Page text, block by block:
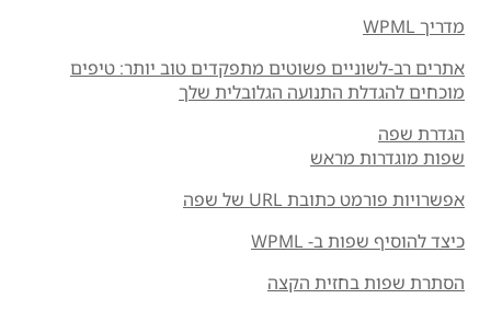
מדריך WPML
אתרים רב-לשוניים פשוטים מתפקדים טוב יותר: טיפים
מוכחים להגדלת התנועה הגלובלית שלך
הגדרת שפה
שפות מוגדרות מראש
אפשרויות פורמט כתובת URL של שפה
כיצד להוסיף שפות ב- WPML
הסתרת שפות בחזית הקצה